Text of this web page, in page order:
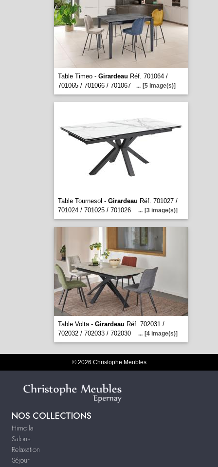
Table Timeo - Girardeau Réf. 701064 /
701065 / 701066 / 701067
... [5 image(s)]
Table Tournesol - Girardeau Réf. 701027 /
701024 / 701025 / 701026
... [3 image(s)]
Table Volta - Girardeau Réf. 702031 /
702032 / 702033 / 702030
... [4 image(s)]
© 2026 Christophe Meubles
NOS COLLECTIONS
Himolla
Salons
Relaxation
Séjour